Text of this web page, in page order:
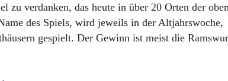
zu verdanken, das heute in über 20 Orten der
des Spiels, wird jeweils in der Altjahrswoche,
gespielt. Der Gewinn ist meist die